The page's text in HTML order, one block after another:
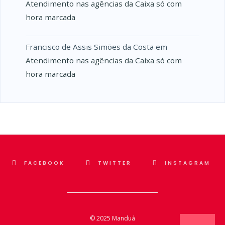
Atendimento nas agências da Caixa só com
hora marcada
Francisco de Assis Simões da Costa em
Atendimento nas agências da Caixa só com
hora marcada
FACEBOOK TWITTER INSTAGRAM
© 2025 Manduá